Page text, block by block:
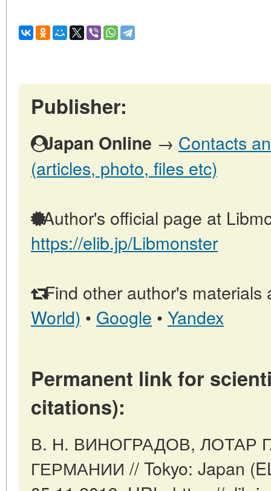
Publisher:
Japan Online → Contacts
(articles, photo, files etc)
Author's official page at
https://elib.jp/Libmonster
Find other author's materials
World) • Google • Yandex
Permanent link for
citations):
В. Н. ВИНОГРАДОВ, ЛОТАР
ГЕРМАНИИ // Tokyo: Japan